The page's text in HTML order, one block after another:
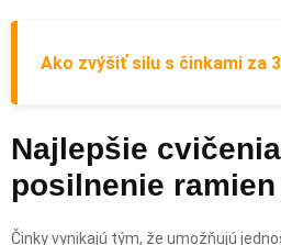
Ako zvýšiť silu s činkami za
Najlepšie
posilnenie ramien
Činky vynikajú tým, že umožňujú